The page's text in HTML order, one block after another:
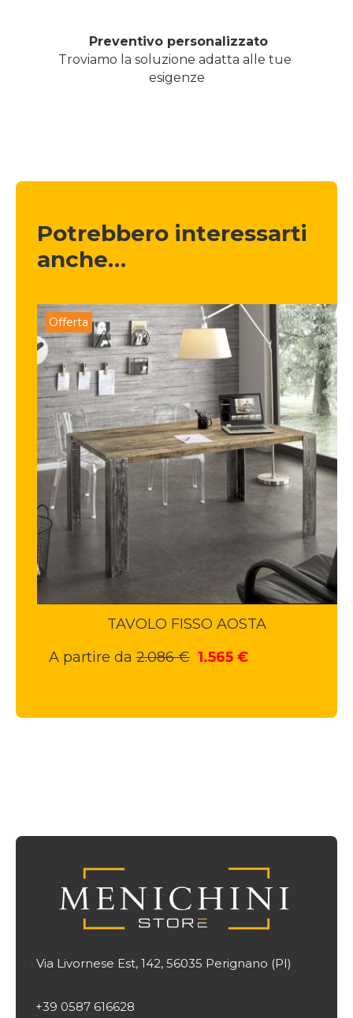
Preventivo personalizzato
Troviamo la soluzione adatta alle tue
esigenze
Potrebbero interessarti
anche…
Offerta
TAVOLO FISSO AOSTA
A partire da2.086€ Il1.565 €Il
Via Livornese Est, 142, 56035 Perignano (PI)
+39 0587 616628